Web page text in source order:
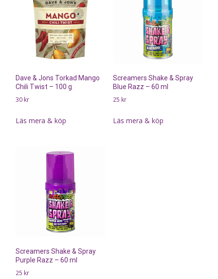
Dave & Jons Torkad Mango
Chili Twist – 100 g
30 kr
Läs mera & köp
Screamers Shake & Spray
Blue Razz – 60 ml
25 kr
Läs mera & köp
Screamers Shake & Spray
Purple Razz – 60 ml
25 kr